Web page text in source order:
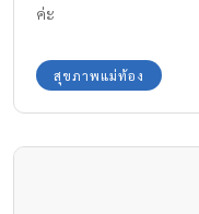
ค่ะ
สุขภาพแม่ท้อง